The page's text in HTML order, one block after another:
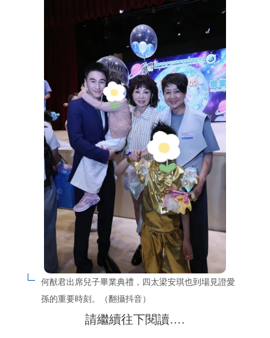
何猷君出席兒子畢業典禮，四太梁安琪也到場見證愛
孫的重要時刻。（翻攝抖音）
請繼續往下閱讀….